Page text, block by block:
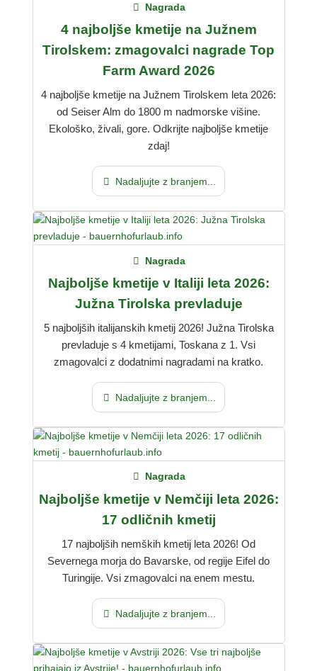
4 najboljše kmetije na Južnem
Tirolskem: zmagovalci nagrade Top
Farm Award 2026
Nagrada
4 najboljše kmetije na Južnem Tirolskem leta 2026:
od Seiser Alm do 1800 m nadmorske višine.
Ekološko, živali, gore. Odkrijte najboljše kmetije
zdaj!
Nadaljujte z branjem...
Najboljše kmetije v Italiji leta 2026:
Južna Tirolska prevladuje
Nagrada
5 najboljših italijanskih kmetij 2026! Južna Tirolska
prevladuje s 4 kmetijami, Toskana z 1. Vsi
zmagovalci z dodatnimi nagradami na kratko.
Nadaljujte z branjem...
Najboljše kmetije v Nemčiji leta 2026:
17 odličnih kmetij
Nagrada
17 najboljših nemških kmetij leta 2026! Od
Severnega morja do Bavarske, od regije Eifel do
Turingije. Vsi zmagovalci na enem mestu.
Nadaljujte z branjem...